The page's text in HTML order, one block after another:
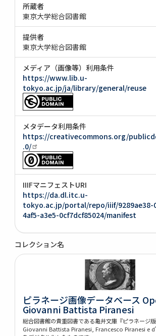
所蔵者
東京大学総合図書館
提供者
東京大学総合図書館
メディア（画像等）利用条件
https://www.lib.u-
tokyo.ac.jp/ja/library/general/reuse
メタデータ利用条件
https://creativecommons.org/
.0/
IIIFマニフェストURI
https://da.dl.itc.u-
tokyo.ac.jp/portal/repo/iiif/9289ae38-
4af5-a3e5-0cf7dcf85024/manifest
コレクション名
ピラネージ画像データベース
Giovanni Battista Piranesi
総合図書館の貴重図書である亀井文庫『ピラネー
Giovanni Battista Piranesi, Francesco Piranesi e